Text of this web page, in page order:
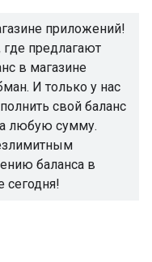
приложений!
где предлагают
в магазине
И только у нас
свой баланс
любую сумму.
баланса в
сегодня!